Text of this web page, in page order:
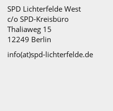
SPD Lichterfelde West
c/o SPD-Kreisbüro
Thaliaweg 15
12249 Berlin
info(at)spd-lichterfelde.de